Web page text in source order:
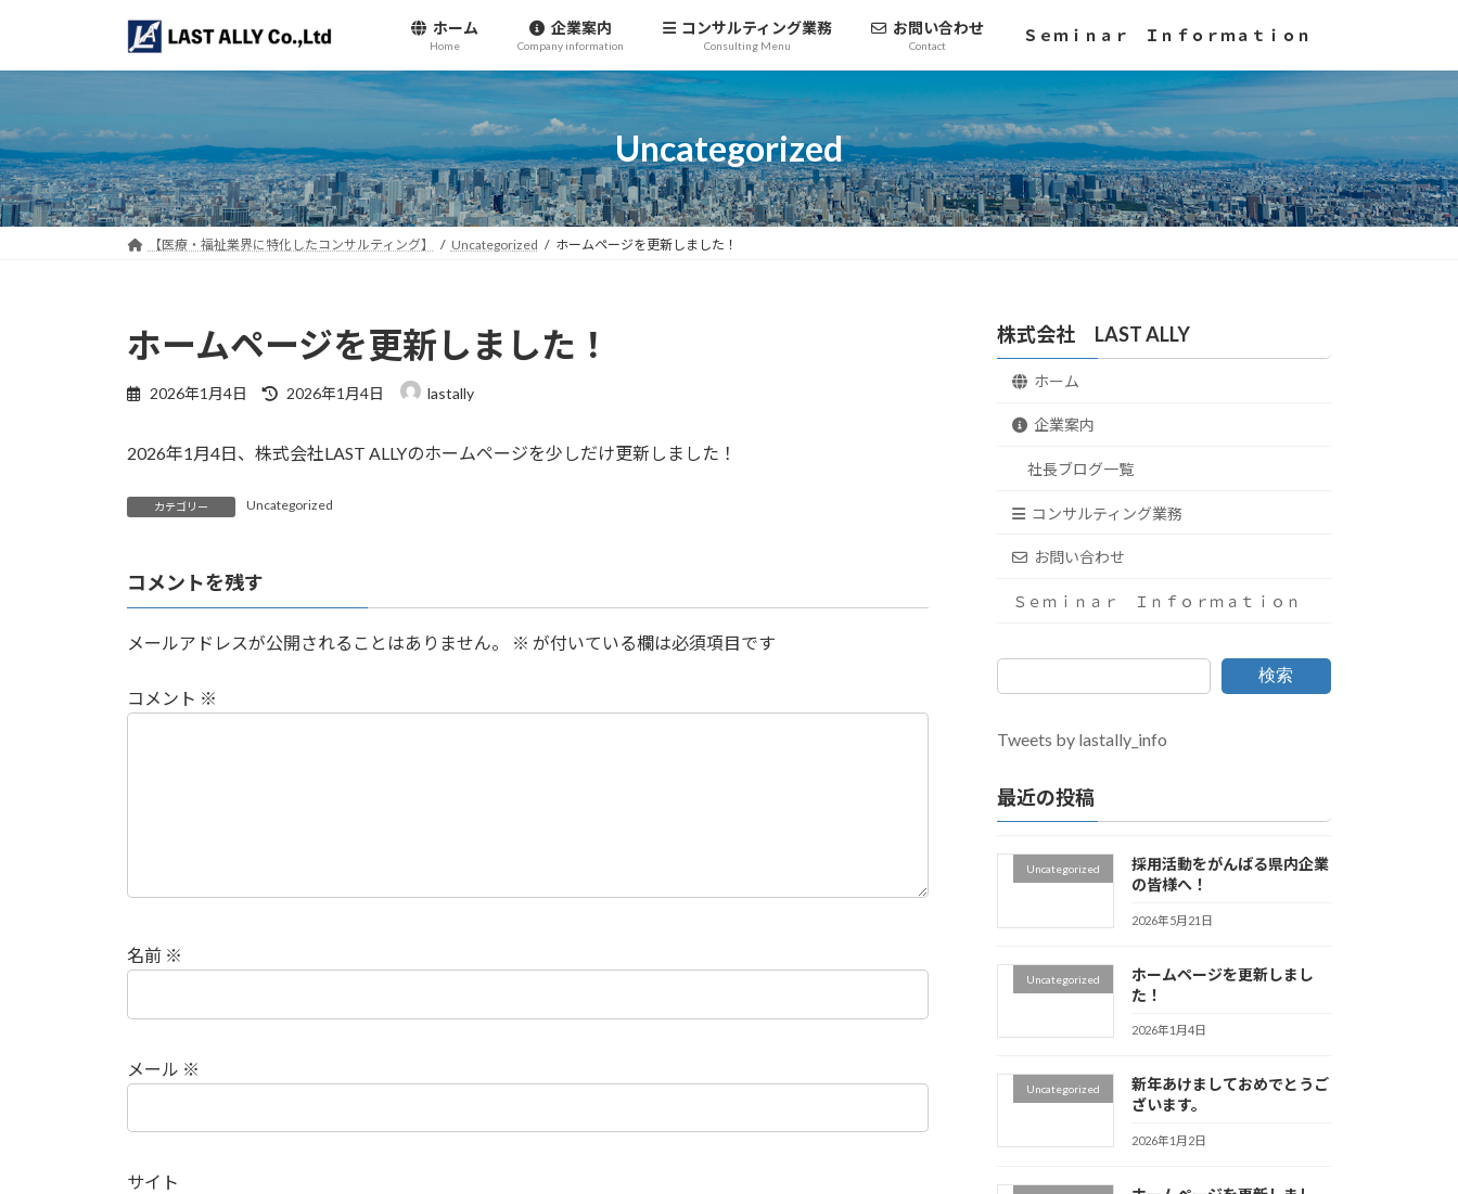
へ
ス
キ
ッ
ョ
ン
に
移
ホーム
Home
企業案内
Company information
コンサルティング業務
Consulting Menu
お問い合わせ
Contact
Ｓｅｍｉｎａｒ Ｉｎｆｏｒｍａｔｉｏｎ
Uncategorized
【医療・福祉業界に特化したコンサルティング】 Uncategorized ホームページを更新しました！
ホームページを更新しました！
2026年1月4日
最
新
:
2026年1月4日 lastally
2026年1月4日、株式会社LAST ALLYのホームページを少しだけ更新しました！
カテゴリー Uncategorized
コメントを残す
メールアドレスが公開されることはありません。 ※ が付いている欄は必須項目です
コメント ※
名前 ※
メール ※
サイト
株式会社 LAST ALLY
ホーム
企業案内
社長ブログ一覧
コンサルティング業務
お問い合わせ
Ｓｅｍｉｎａｒ Ｉｎｆｏｒｍａｔｉｏｎ
検索
Tweets by lastally_info
最近の投稿
Uncategorized
採用活動をがんばる県内企業
の皆様へ！
2026年5月21日
Uncategorized
ホームページを更新しまし
た！
2026年1月4日
Uncategorized
新年あけましておめでとうご
ざいます。
2026年1月2日